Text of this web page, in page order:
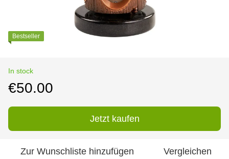
Bestseller
In stock
€50.00
Jetzt kaufen
Zur Wunschliste hinzufügen Vergleichen